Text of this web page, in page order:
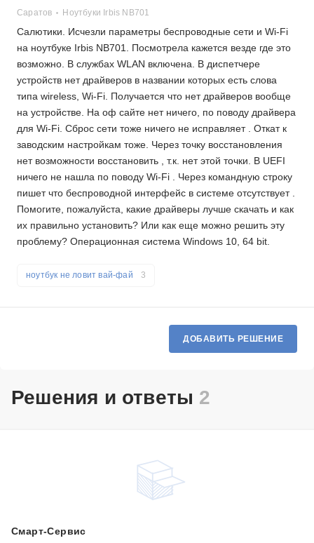
Саратов Ноутбуки Irbis NB701
Салютики. Исчезли параметры беспроводные сети и Wi-Fi
на ноутбуке Irbis NB701. Посмотрела кажется везде где это
возможно. В службах WLAN включена. В диспетчере
устройств нет драйверов в названии которых есть слова
типа wireless, Wi-Fi. Получается что нет драйверов вообще
на устройстве. На оф сайте нет ничего, по поводу драйвера
для Wi-Fi. Сброс сети тоже ничего не исправляет . Откат к
заводским настройкам тоже. Через точку восстановления
нет возможности восстановить , т.к. нет этой точки. В UEFI
ничего не нашла по поводу Wi-Fi . Через командную строку
пишет что беспроводной интерфейс в системе отсутствует .
Помогите, пожалуйста, какие драйверы лучше скачать и как
их правильно установить? Или как еще можно решить эту
проблему? Операционная система Windows 10, 64 bit.
ноутбук не ловит вай-фай 3
ДОБАВИТЬ РЕШЕНИЕ
Решения и ответы 2
Смарт-Сервис